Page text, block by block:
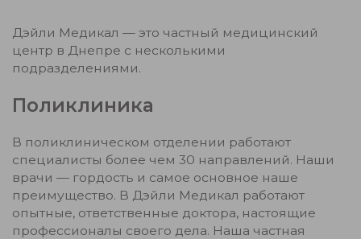
Дэйли Медикал — это частный медицинский
центр в Днепре с несколькими
подразделениями.
Поликлиника
В поликлиническом отделении работают
специалисты более чем 30 направлений. Наши
врачи — гордость и самое основное наше
преимущество. В Дэйли Медикал работают
опытные, ответственные доктора, настоящие
профессионалы своего дела. Наша частная